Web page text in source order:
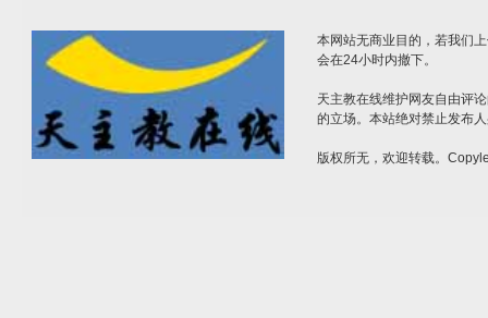
本网站无商业目的，若我们
会在24小时内撤下。
天主教在线维护网友自由评
的立场。本站绝对禁止发布
版权所无，欢迎转载。